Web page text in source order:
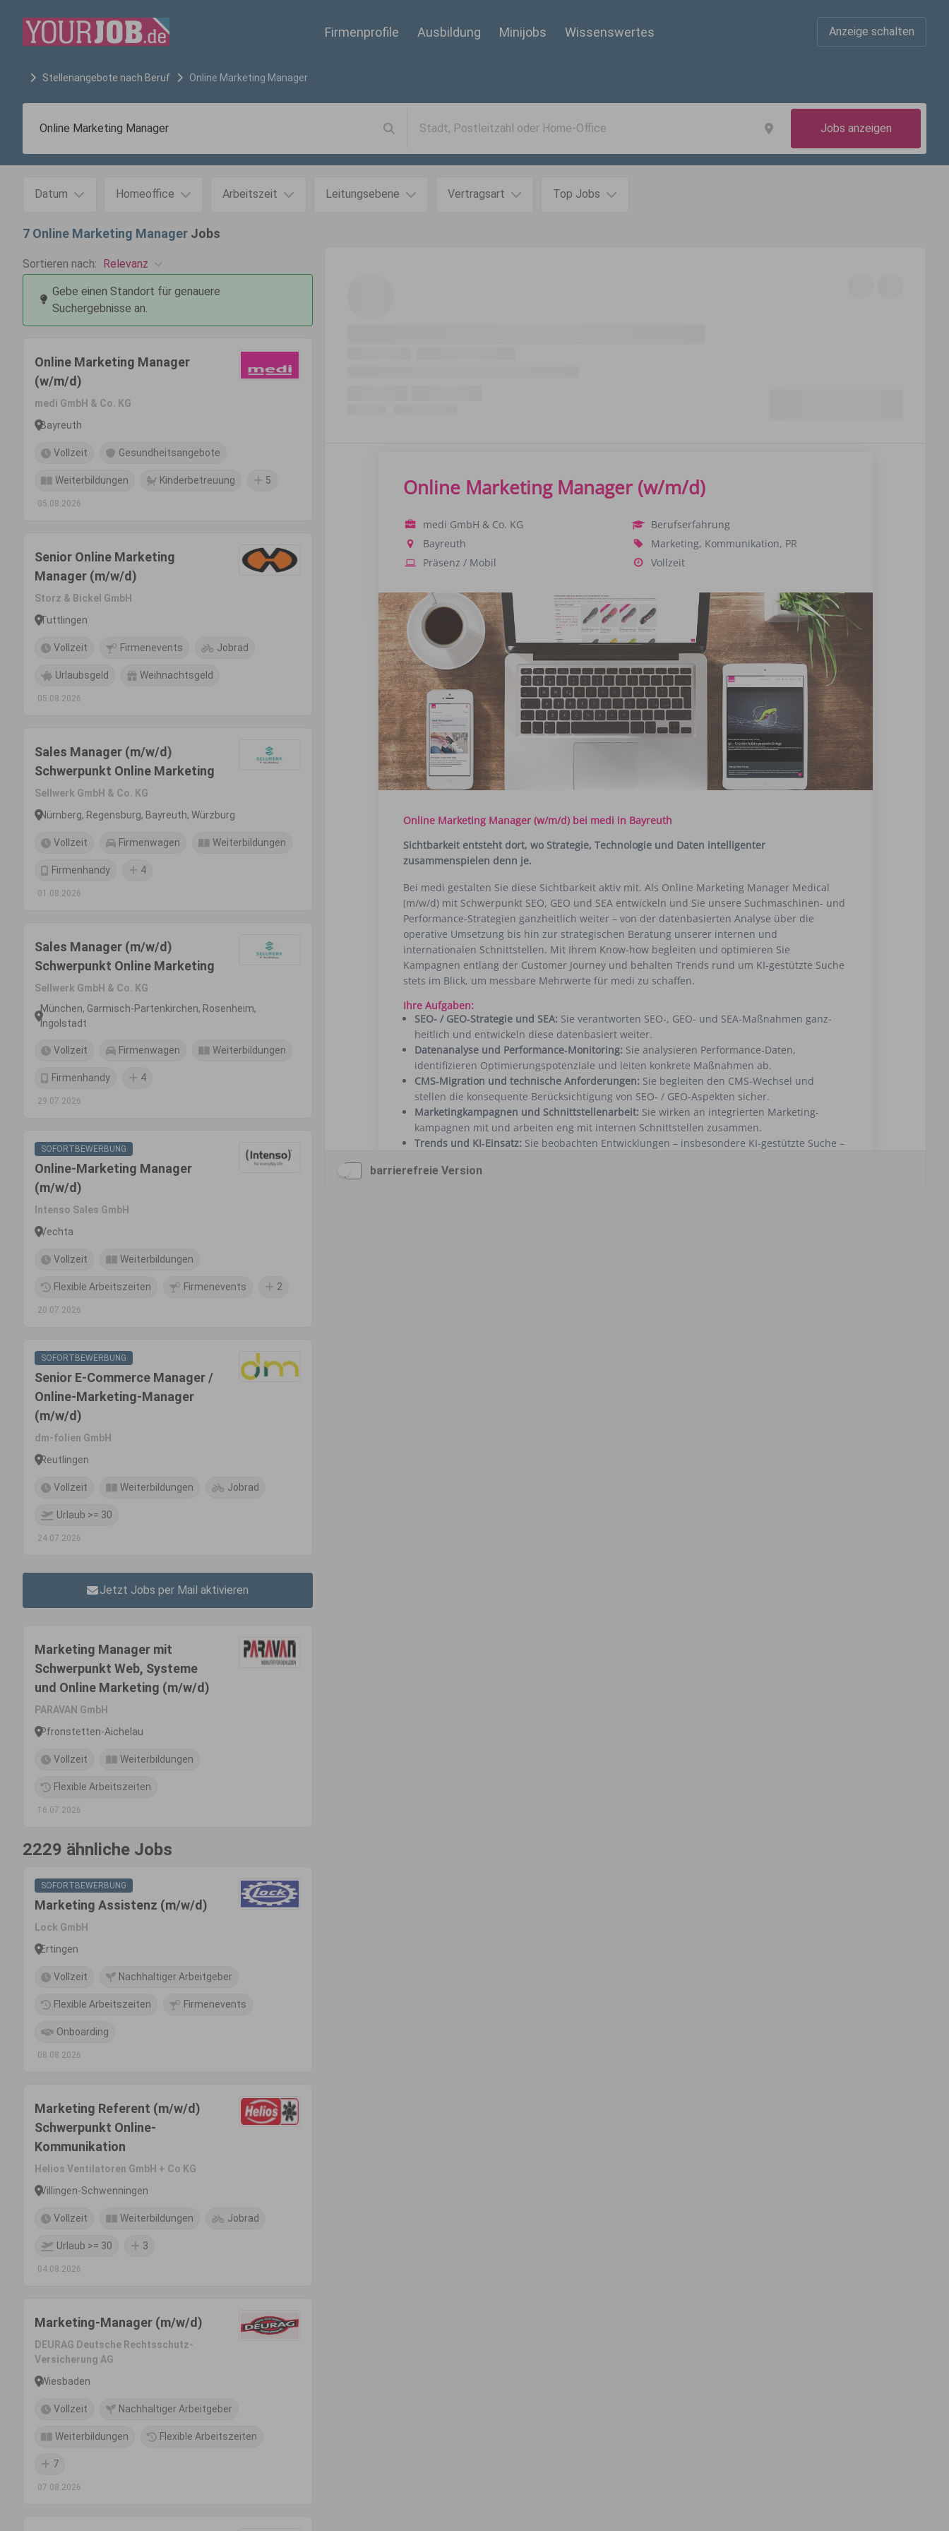
Firmenprofile Ausbildung Minijobs Wissenswertes Anzeige schalten
Stellenangebote nach Beruf Online Marketing Manager
Jobs anzeigen
Datum Homeoffice Arbeitszeit Leitungsebene Vertragsart Top Jobs
7 Online Marketing Manager Jobs
Sortieren nach: Relevanz
Gebe einen Standort für genauere
Suchergebnisse an.
Online Marketing Manager
(w/m/d)
medi GmbH & Co. KG
Bayreuth
Vollzeit Gesundheitsangebote
Weiterbildungen Kinderbetreuung 5
05.08.2026
Senior Online Marketing
Manager (m/w/d)
Storz & Bickel GmbH
Tuttlingen
Vollzeit Firmenevents Jobrad
Urlaubsgeld Weihnachtsgeld
05.08.2026
Sales Manager (m/w/d)
Schwerpunkt Online Marketing
Sellwerk GmbH & Co. KG
Nürnberg, Regensburg, Bayreuth, Würzburg
Vollzeit Firmenwagen Weiterbildungen
Firmenhandy 4
01.08.2026
Sales Manager (m/w/d)
Schwerpunkt Online Marketing
Sellwerk GmbH & Co. KG
München, Garmisch-Partenkirchen, Rosenheim,
Ingolstadt
Vollzeit Firmenwagen Weiterbildungen
Firmenhandy 4
29.07.2026
SOFORTBEWERBUNG
Online-Marketing Manager
(m/w/d)
Intenso Sales GmbH
Vechta
Vollzeit Weiterbildungen
Flexible Arbeitszeiten Firmenevents 2
20.07.2026
SOFORTBEWERBUNG
Senior E-Commerce Manager /
Online-Marketing-Manager
(m/w/d)
dm-folien GmbH
Reutlingen
Vollzeit Weiterbildungen Jobrad
Urlaub >= 30
24.07.2026
Jetzt Jobs per Mail aktivieren
Marketing Manager mit
Schwerpunkt Web, Systeme
und Online Marketing (m/w/d)
PARAVAN GmbH
Pfronstetten-Aichelau
Vollzeit Weiterbildungen
Flexible Arbeitszeiten
16.07.2026
2229 ähnliche Jobs
SOFORTBEWERBUNG
Marketing Assistenz (m/w/d)
Lock GmbH
Ertingen
Vollzeit Nachhaltiger Arbeitgeber
Flexible Arbeitszeiten Firmenevents
Onboarding
08.08.2026
Marketing Referent (m/w/d)
Schwerpunkt Online-
Kommunikation
Helios Ventilatoren GmbH + Co KG
Villingen-Schwenningen
Vollzeit Weiterbildungen Jobrad
Urlaub >= 30 3
04.08.2026
Marketing-Manager (m/w/d)
DEURAG Deutsche Rechtsschutz-
Versicherung AG
Wiesbaden
Vollzeit Nachhaltiger Arbeitgeber
Weiterbildungen Flexible Arbeitszeiten
7
07.08.2026
barrierefreie Version